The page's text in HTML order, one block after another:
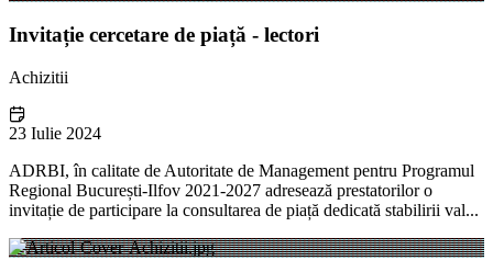
Invitație cercetare de piață - lectori
Achizitii
23 Iulie 2024
ADRBI, în calitate de Autoritate de Management pentru Programul
Regional București-Ilfov 2021-2027 adresează prestatorilor o
invitație de participare la consultarea de piață dedicată stabilirii val...